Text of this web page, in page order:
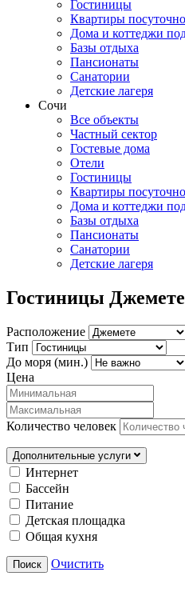
Гостиницы
Квартиры посуточно
Дома и коттеджи
Базы отдыха
Пансионаты
Санатории
Детские лагеря
Сочи
Все объекты
Частный сектор
Гостевые дома
Отели
Гостиницы
Квартиры посуточно
Дома и коттеджи
Базы отдыха
Пансионаты
Санатории
Детские лагеря
Гостиницы
Расположение
Тип
До моря (мин.)
Цена
Количество человек
Дополнительные услуги
Интернет
Бассейн
Питание
Детская площадка
Общая кухня
Поиск Очистить